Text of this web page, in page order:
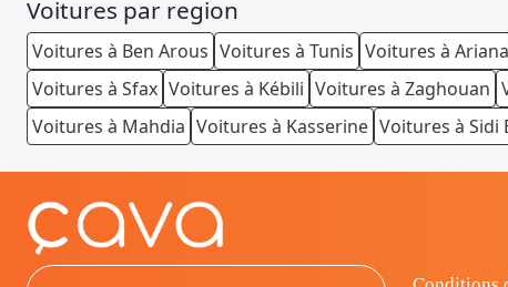
Voitures par region
Voitures à Ben Arous Voitures à Tunis Voitures à Ariana
Voitures à Sfax Voitures à Kébili Voitures à Zaghouan
Voitures à Mahdia Voitures à Kasserine Voitures à Sidi